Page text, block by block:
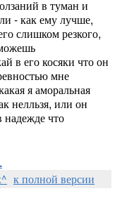
в туман и
- как ему лучше,
слишком резкого,
в его косяки что он
мне
я аморальная
нелльзя, или он
что
к полной версии